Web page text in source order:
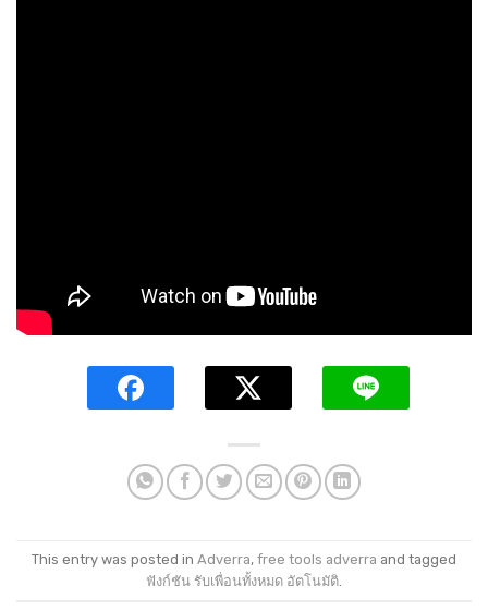
This entry was posted in Adverra, free tools adverra and tagged
ฟังก์ชัน รับเพื่อนทั้งหมด อัตโนมัติ